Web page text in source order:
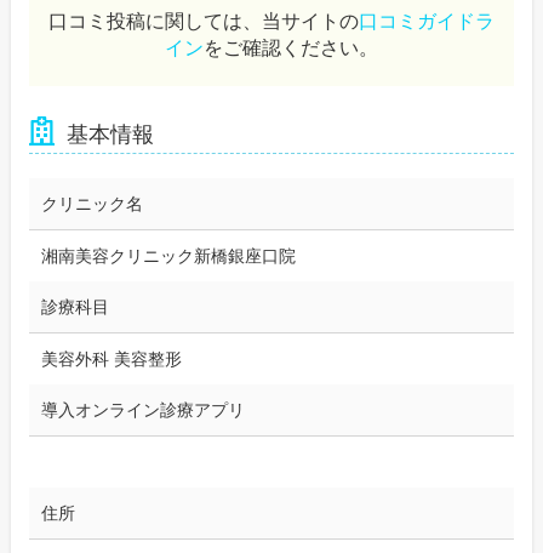
口コミ投稿に関しては、当サイトの口コミガイドラ
インをご確認ください。
基本情報
クリニック名
湘南美容クリニック新橋銀座口院
診療科目
美容外科 美容整形
導入オンライン診療アプリ
住所